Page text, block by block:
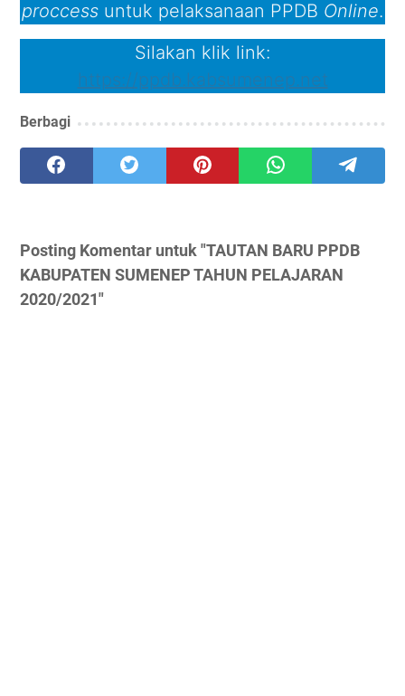
proccess untuk pelaksanaan PPDB Online.
Silakan klik link:
https://ppdb.kabsumenep.net
Berbagi
Posting Komentar untuk "TAUTAN BARU PPDB
KABUPATEN SUMENEP TAHUN PELAJARAN
2020/2021"